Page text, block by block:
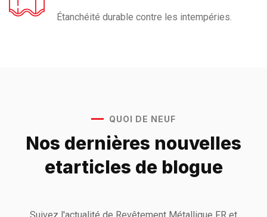
Étanchéité durable contre les intempéries.
QUOI DE NEUF
Nos dernières nouvelles
etarticles de blogue